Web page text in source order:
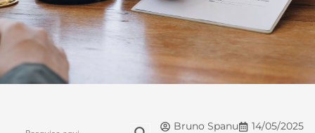
Bruno Spanu
14/05/2025